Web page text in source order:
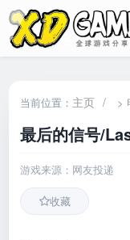
当前位置： 主页 / >
最后的信号/
游戏来源：网友投递
收藏